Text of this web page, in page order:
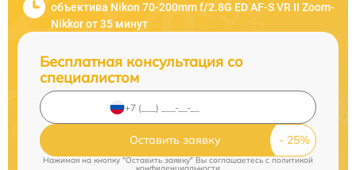
объектива Nikon 70-200mm f/2.8G ED AF-S VR II Zoom-
Nikkor от 35 минут
Бесплатная консультация со
специалистом
Оставить заявку
Нажимая на кнопку "Оставить заявку" Вы соглашаетесь cполитикой